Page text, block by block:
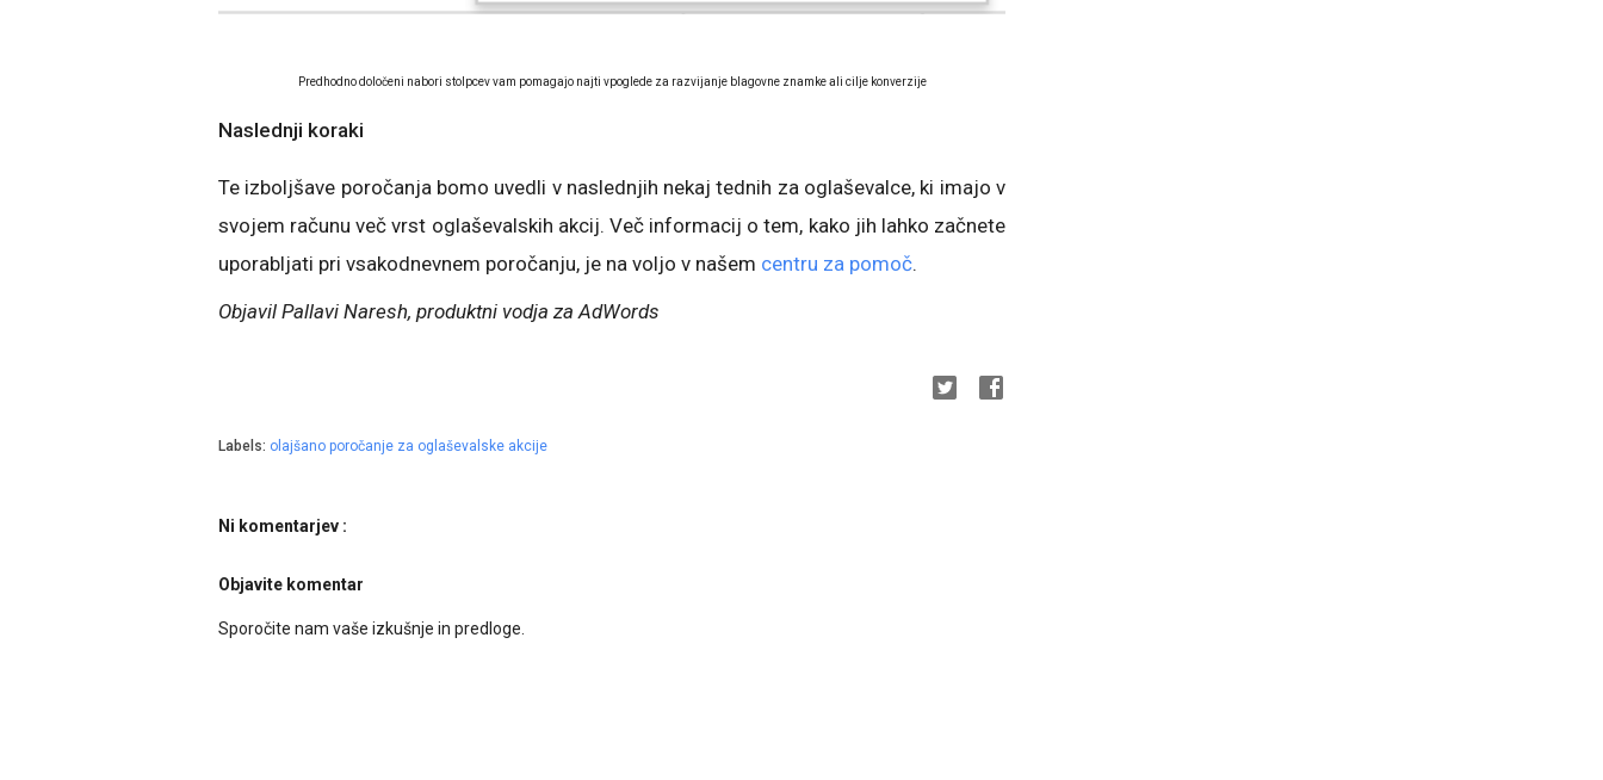
Predhodno določeni nabori stolpcev vam pomagajo najti vpoglede za razvijanje blagovne znamke ali cilje konverzije
Naslednji koraki
Te izboljšave poročanja bomo uvedli v naslednjih nekaj tednih za oglaševalce, ki imajo v
svojem računu več vrst oglaševalskih akcij. Več informacij o tem, kako jih lahko začnete
uporabljati pri vsakodnevnem poročanju, je na voljo v našem centru za pomoč.
Objavil Pallavi Naresh, produktni vodja za AdWords
Labels: olajšano poročanje za oglaševalske akcije
Ni komentarjev :
Objavite komentar
Sporočite nam vaše izkušnje in predloge.